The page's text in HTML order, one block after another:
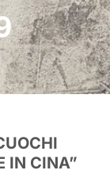
IN CINA”